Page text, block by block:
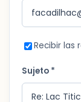
Recibir las
Sujeto *